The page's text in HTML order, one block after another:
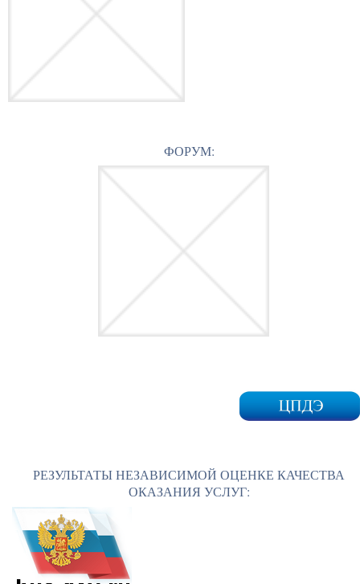
ФОРУМ:
РЕЗУЛЬТАТЫ НЕЗАВИСИМОЙ ОЦЕНКЕ КАЧЕСТВА
ОКАЗАНИЯ УСЛУГ: